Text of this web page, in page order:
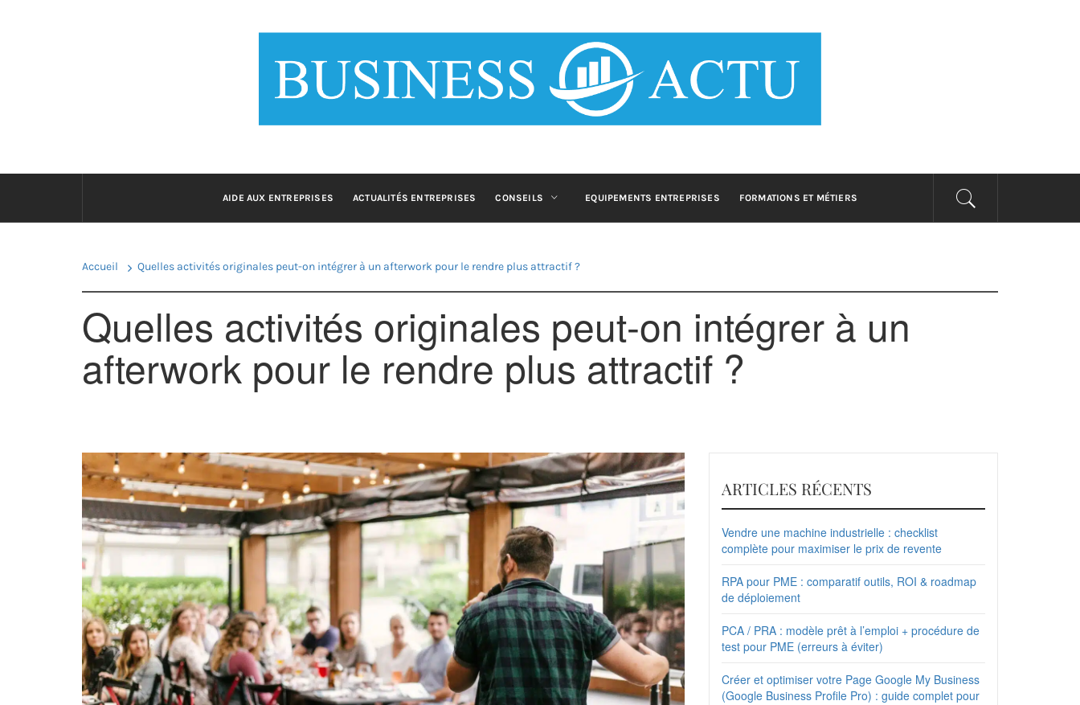
BUSINESS ACTU : BLOG BUSINESS
ET B2B
AIDE AUX ENTREPRISES ACTUALITÉS ENTREPRISES CONSEILS EQUIPEMENTS ENTREPRISES FORMATIONS ET MÉTIERS
Accueil Quelles activités originales peut-on intégrer à un afterwork pour le rendre plus attractif ?
Quelles activités originales peut-on intégrer à un
afterwork pour le rendre plus attractif ?
ARTICLES RÉCENTS
Vendre une machine industrielle : checklist
complète pour maximiser le prix de revente
RPA pour PME : comparatif outils, ROI & roadmap
de déploiement
PCA / PRA : modèle prêt à l’emploi + procédure de
test pour PME (erreurs à éviter)
Créer et optimiser votre Page Google My Business
(Google Business Profile Pro) : guide complet pour